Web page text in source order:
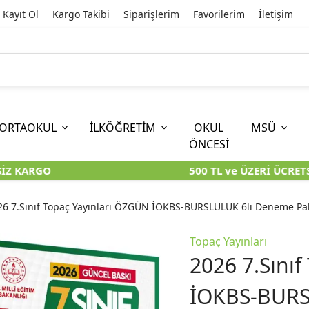
Kayıt Ol Kargo Takibi Siparişlerim Favorilerim İletişim
11. SINIF
KARA KUTU KİTAPLARI
TYT
KARA
EĞİTİM BİLİMLERİ
KARA KUTU KİTAPLARI
LİSANS
KARA
ORTAOKUL
6. SINIF (İOKBS)
KARA KUTU KİTAPLARI
İLKÖĞRETİM
OKUL
ÖNCESİ
MSÜ
KARGO 500 TL ve ÜZERİ
7.Sınıf Topaç Yayınları ÖZGÜN İOKBS-BURSLULUK 6lı
Topaç Yayınları
2026
İOKBS-